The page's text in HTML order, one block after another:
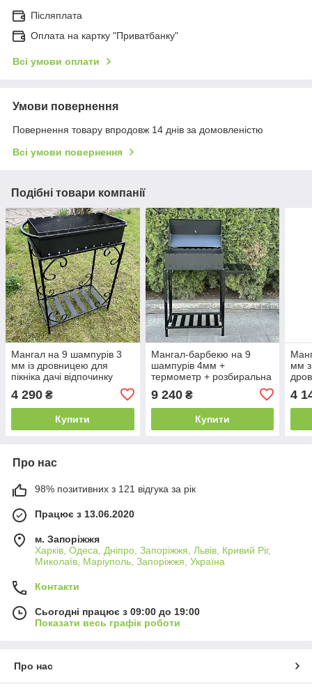
Післяплата
Оплата на картку "Приватбанку"
Всі умови оплати
Умови повернення
Повернення товару впродовж 14 днів за домовленістю
Всі умови повернення
Подібні товари компанії
Мангал на 9 шампурів 3
мм із дровницею для
пікніка дачі відпочинку
4 290 ₴
Купити
Мангал-барбекю на 9
шампурів 4мм +
термометр + розбиральна
відпочинку B_2338
9 240₴
Купити
мм
4
Про нас
98% позитивних з 121 відгука за рік
Працює з 13.06.2020
м. Запоріжжя
Харків, Одеса, Дніпро, Запоріжжя, Львів, Кривий Ріг,
Миколаїв, Маріуполь, Запоріжжя, Україна
Контакти
Сьогодні працює з 09:00 до 19:00
Показати весь графік роботи
Про нас